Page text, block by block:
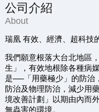
公司介紹
About
瑞凰 有效、經濟、超科技
我們願意根落大台北地區
生」，有效地根除各種病
是──「用藥極少」的防治
防治及物理防治，減少用
境改善計劃」以期由內而
無蟲害的環境。